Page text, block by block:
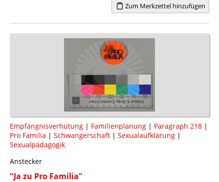
Zum Merkzettel hinzufügen
Empfängnisverhütung | Familienplanung | Paragraph 218 |
Pro Familia | Schwangerschaft | Sexualaufklärung |
Sexualpädagogik
Anstecker
"Ja zu Pro Familia"